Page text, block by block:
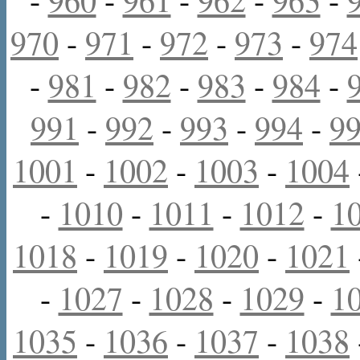
970 - 971 - 972 - 973 - 974
- 981 - 982 - 983 - 984 -
991 - 992 - 993 - 994 -
1001 - 1002 - 1003 - 1004
- 1010 - 1011 - 1012 -
1018 - 1019 - 1020 - 1021
- 1027 - 1028 - 1029 -
1035 - 1036 - 1037 - 1038